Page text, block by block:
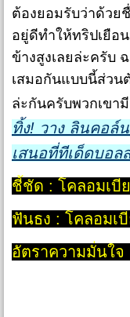
ต้องยอมรับว่าด้วย
อยู่ดีทำให้ทริปเยือ
ข้างสูงเลยล่ะครับ
เสมอกันแบบนี้ส่วน
ล่ะกันครับพวกเขา
ทิ้ง! วาง ลินคอล์
เสนอที่ทีเด็ดบอล
ชี้ชัด : โคลอมเบี
ฟันธง : โคลอมเ
อัตราความมั่นใจ